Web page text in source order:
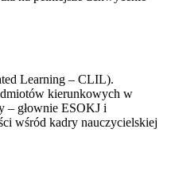
Learning – CLIL).
kierunkowych w
– głownie ESOKJ i
wśród kadry nauczycielskiej